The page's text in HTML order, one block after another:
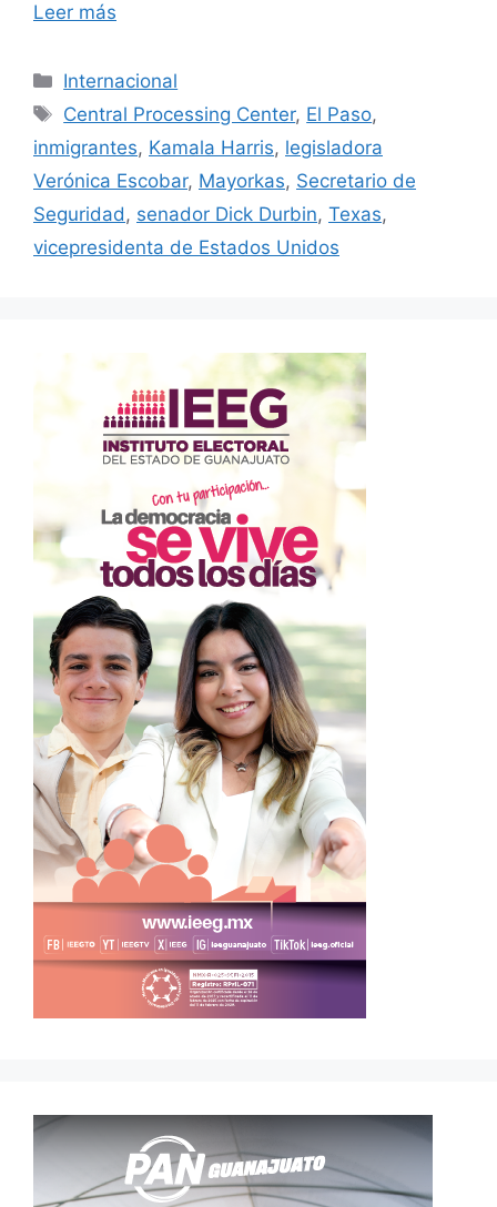
Leer más
Categorías
Internacional
Etiquetas
Central Processing Center, El Paso,
inmigrantes, Kamala Harris, legisladora
Verónica Escobar, Mayorkas, Secretario de
Seguridad, senador Dick Durbin, Texas,
vicepresidenta de Estados Unidos